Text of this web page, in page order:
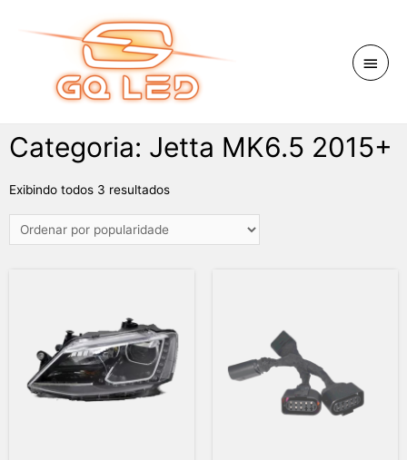
Categoria: Jetta MK6.5 2015+
Exibindo todos 3 resultados